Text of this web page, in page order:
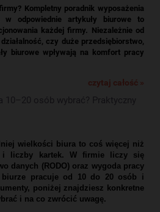
Kompletny poradnik wyposażenia
w odpowiednie artykuły biurowe to
każdej firmy. Niezależnie od
czy duże przedsiębiorstwo,
biurowe wpływają na komfort pracy
czytaj całość »
10–20 osób wybrać? Praktyczny
wielkości biura to coś więcej niż
i liczby kartek. W firmie liczy się
danych (RODO) oraz wygoda pracy
biurze pracuje od 10 do 20 osób i
poniżej znajdziesz konkretne
i na co zwrócić uwagę.